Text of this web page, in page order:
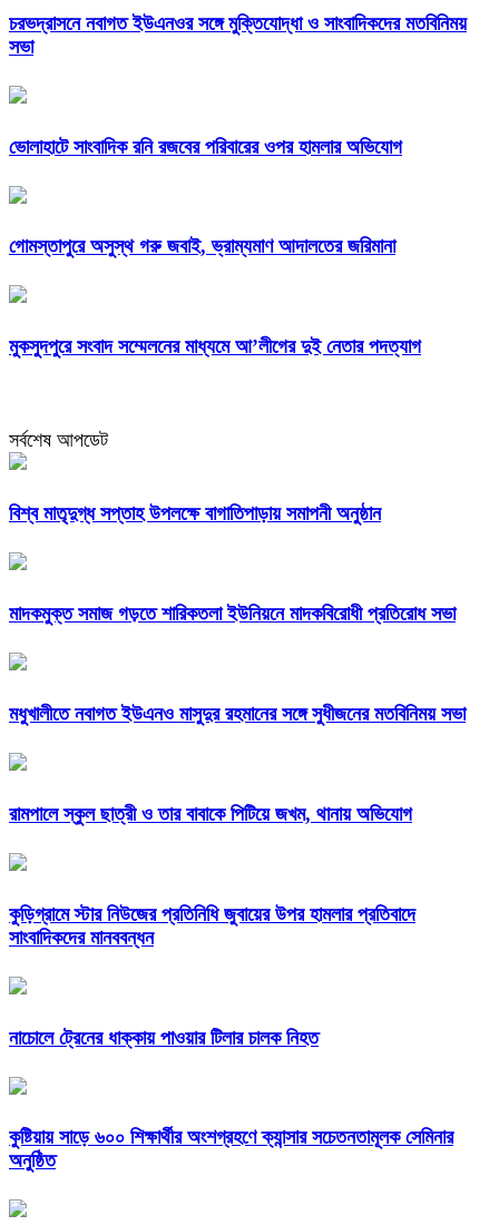
চরভদ্রাসনে নবাগত ইউএনওর সঙ্গে মুক্তিযোদ্ধা ও সাংবাদিকদের মতবিনিময়
সভা
ভোলাহাটে সাংবাদিক রনি রজবের পরিবারের ওপর হামলার অভিযোগ
গোমস্তাপুরে অসুস্থ গরু জবাই, ভ্রাম্যমাণ আদালতের জরিমানা
মুকসুদপুরে সংবাদ সম্মেলনের মাধ্যমে আ’লীগের দুই নেতার পদত্যাগ
সর্বশেষ আপডেট
বিশ্ব মাতৃদুগ্ধ সপ্তাহ উপলক্ষে বাগাতিপাড়ায় সমাপনী অনুষ্ঠান
মাদকমুক্ত সমাজ গড়তে শারিকতলা ইউনিয়নে মাদকবিরোধী প্রতিরোধ সভা
মধুখালীতে নবাগত ইউএনও মাসুদুর রহমানের সঙ্গে সুধীজনের মতবিনিময় সভা
রামপালে স্কুল ছাত্রী ও তার বাবাকে পিটিয়ে জখম, থানায় অভিযোগ
কুড়িগ্রামে স্টার নিউজের প্রতিনিধি জুবায়ের উপর হামলার প্রতিবাদে
সাংবাদিকদের মানববন্ধন
নাচোলে ট্রেনের ধাক্কায় পাওয়ার টিলার চালক নিহত
কুষ্টিয়ায় সাড়ে ৬০০ শিক্ষার্থীর অংশগ্রহণে ক্যান্সার সচেতনতামূলক সেমিনার
অনুষ্ঠিত